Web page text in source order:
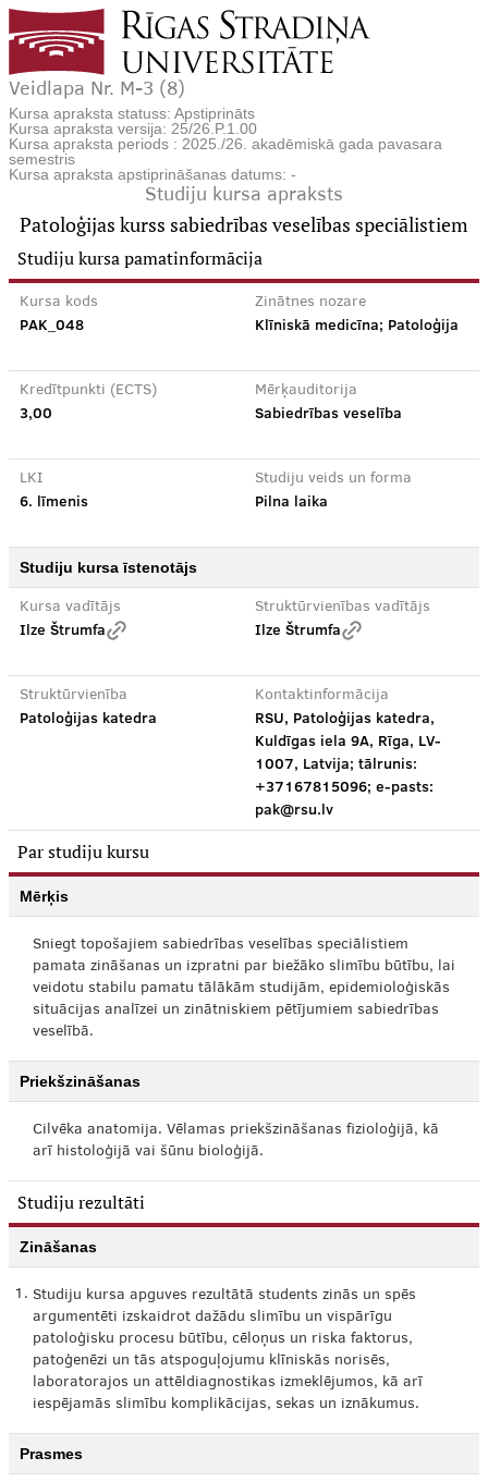
Veidlapa Nr. M-3 (8)
Kursa apraksta statuss: Apstiprināts
Kursa apraksta versija: 25/26.P.1.00
Kursa apraksta periods : 2025./26. akadēmiskā gada pavasara
semestris
Kursa apraksta apstiprināšanas datums: -
Studiju kursa apraksts
Patoloģijas kurss sabiedrības veselības speciālistiem
Studiju kursa pamatinformācija
Kursa kods
PAK_048
Zinātnes nozare
Klīniskā medicīna; Patoloģija
Kredītpunkti (ECTS)
3,00
Mērķauditorija
Sabiedrības veselība
LKI
6. līmenis
Studiju veids un forma
Pilna laika
Studiju kursa īstenotājs
Kursa vadītājs
Ilze Štrumfa
Struktūrvienības vadītājs
Ilze Štrumfa
Struktūrvienība
Patoloģijas katedra
Kontaktinformācija
RSU, Patoloģijas katedra,
Kuldīgas iela 9A, Rīga, LV-
1007, Latvija; tālrunis:
+37167815096; e-pasts:
pak@rsu.lv
Par studiju kursu
Mērķis
Sniegt topošajiem sabiedrības veselības speciālistiem
pamata zināšanas un izpratni par biežāko slimību būtību, lai
veidotu stabilu pamatu tālākām studijām, epidemioloģiskās
situācijas analīzei un zinātniskiem pētījumiem sabiedrības
veselībā.
Priekšzināšanas
Cilvēka anatomija. Vēlamas priekšzināšanas fizioloģijā, kā
arī histoloģijā vai šūnu bioloģijā.
Studiju rezultāti
Zināšanas
1. Studiju kursa apguves rezultātā students zinās un spēs
argumentēti izskaidrot dažādu slimību un vispārīgu
patoloģisku procesu būtību, cēloņus un riska faktorus,
patoģenēzi un tās atspoguļojumu klīniskās norisēs,
laboratorajos un attēldiagnostikas izmeklējumos, kā arī
iespējamās slimību komplikācijas, sekas un iznākumus.
Prasmes